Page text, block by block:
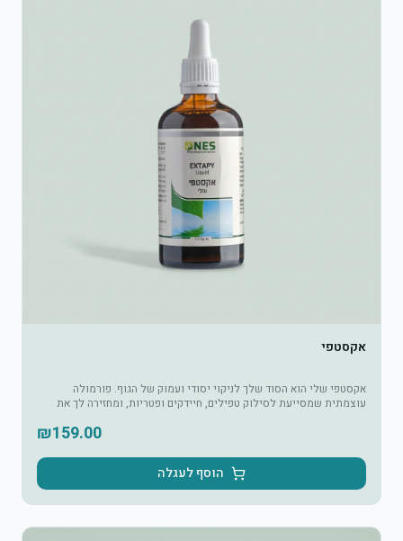
אקסטפי
אקסטפי שלי הוא הסוד שלך לניקוי יסודי ועמוק של הגוף. פורמולה
עוצמתית שמסייעת לסילוק טפילים, חיידקים ופטריות, ומחזירה לך את
₪159.00
הוסף לעגלה